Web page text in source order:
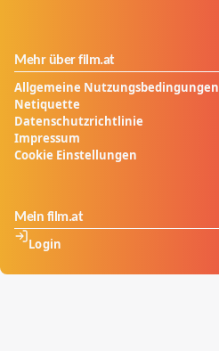
Mehr über film.at
Allgemeine Nutzungsbedingungen
Netiquette
Datenschutzrichtlinie
Impressum
Cookie Einstellungen
Mein film.at
Login